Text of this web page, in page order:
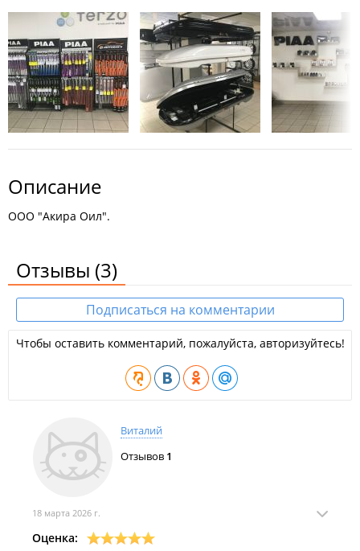
Описание
ООО "Акира Оил".
Отзывы (3)
Подписаться на комментарии
Чтобы оставить комментарий, пожалуйста, авторизуйтесь!
Виталий
Отзывов 1
18 марта 2026 г.
Оценка: